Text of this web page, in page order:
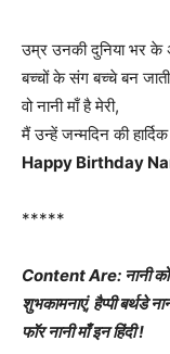
उम्र उनकी दुनिया भर
बच्चों के संग बच्चे बन
वो नानी माँ है मेरी,
मैं उन्हें जन्मदिन की
Happy Birthday
*****
Content Are: नानी को
शुभकामनाएं, हैप्पी बर्थडे
फॉर नानी माँ इन हिंदी !